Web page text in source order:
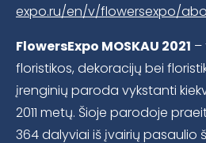
expo.ru/en/v/flowersexpo/
FlowersExpo MOSKAU 2021 –
floristikos, dekoracijų bei
įrenginių paroda vykstanti
2011 metų. Šioje parodoje
364 dalyviai iš įvairių pasaulio